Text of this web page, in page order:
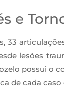
e
33
lesões
possui o
de cada